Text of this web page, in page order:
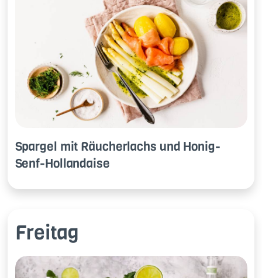
Spar­gel mit Räu­cher­lachs und Ho­nig-
Senf-Hol­land­ai­se
Freitag